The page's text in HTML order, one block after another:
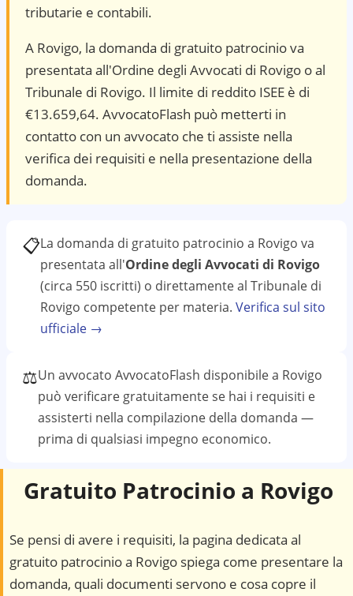
tributarie e contabili.
A Rovigo, la domanda di gratuito patrocinio va
presentata all'Ordine degli Avvocati di Rovigo o al
Tribunale di Rovigo. Il limite di reddito ISEE è di
€13.659,64. AvvocatoFlash può metterti in
contatto con un avvocato che ti assiste nella
verifica dei requisiti e nella presentazione della
domanda.
📋La domanda di gratuito patrocinio a Rovigo va
presentata all'Ordine degli Avvocati di Rovigo
(circa 550 iscritti) o direttamente al Tribunale di
Rovigo competente per materia. Verifica sul sito
ufficiale →
⚖️Un avvocato AvvocatoFlash disponibile a Rovigo
può verificare gratuitamente se hai i requisiti e
assisterti nella compilazione della domanda —
prima di qualsiasi impegno economico.
Gratuito Patrocinio a Rovigo
Se pensi di avere i requisiti, la pagina dedicata al
gratuito patrocinio a Rovigo spiega come presentare la
domanda, quali documenti servono e cosa copre il